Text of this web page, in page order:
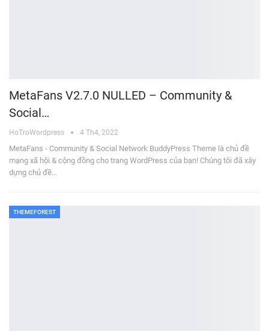
MetaFans V2.7.0 NULLED – Community &
Social…
HoTroWordpress 4 Th4, 2022
MetaFans - Community & Social Network BuddyPress Theme là chủ đề
mạng xã hội & cộng đồng cho trang WordPress của bạn! Chúng tôi đã xây
dựng chủ đề…
THEMEFOREST